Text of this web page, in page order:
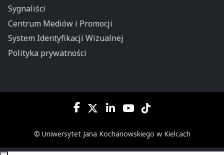
Sygnaliści
Centrum Mediów i Promocji
System Identyfikacji Wizualnej
Polityka prywatności
© Uniwersytet Jana Kochanowskiego w Kielcach